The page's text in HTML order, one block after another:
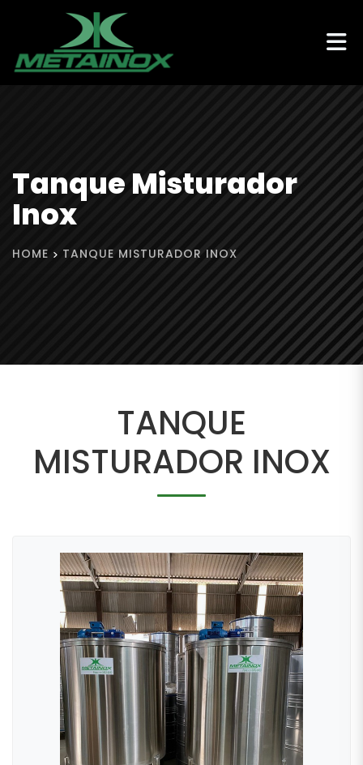
Tanque Misturador
Inox
HOME TANQUE MISTURADOR INOX
TANQUE
MISTURADOR INOX